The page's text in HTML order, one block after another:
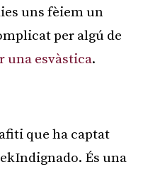
uns fèiem un
per algú de
una esvàstica.
que ha captat
És una